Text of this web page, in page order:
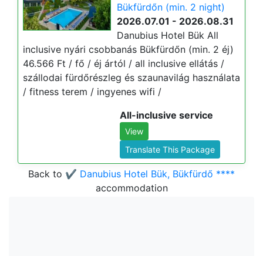
Bükfürdőn (min. 2 night)
2026.07.01 - 2026.08.31
Danubius Hotel Bük All
inclusive nyári csobbanás Bükfürdőn (min. 2 éj)
46.566 Ft / fő / éj ártól / all inclusive ellátás /
szállodai fürdőrészleg és szaunavilág használata
/ fitness terem / ingyenes wifi /
All-inclusive service
View
Translate This Package
Back to ✔️ Danubius Hotel Bük, Bükfürdő ****
accommodation